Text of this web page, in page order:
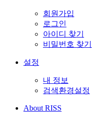
회원가입
로그인
아이디 찾기
비밀번호 찾기
설정
내 정보
검색환경설정
About RISS